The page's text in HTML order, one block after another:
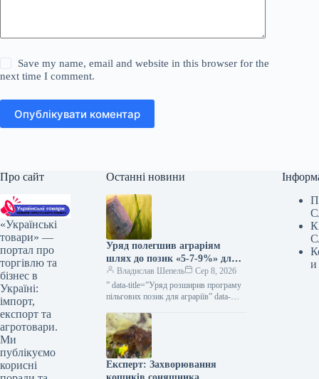
Save my name, email and website in this browser for the
next time I comment.
Опублікувати коментар
Про сайт
«Українські
товари» —
портал про
торгівлю та
бізнес в
Україні:
імпорт,
експорт та
агротовари.
Ми
публікуємо
корисні
Останні новини
Уряд полегшив аграріям
шлях до позик «5-7-9%» для
весняних посівних робіт та
виробничих завдань —
КУРКУЛЬ
Владислав Шепель
Сер 8, 2026
” data-title=”Уряд розширив програму
пільгових позик для аграріїв” data-
uryad-rozshiriv-programu-dostupnih-
kreditiv-dlya-fermeriv”> Уряд
розширив програму пільгових позик
для аграріїв 8 серпня 2026 53…
Експерт: Захворювання
и